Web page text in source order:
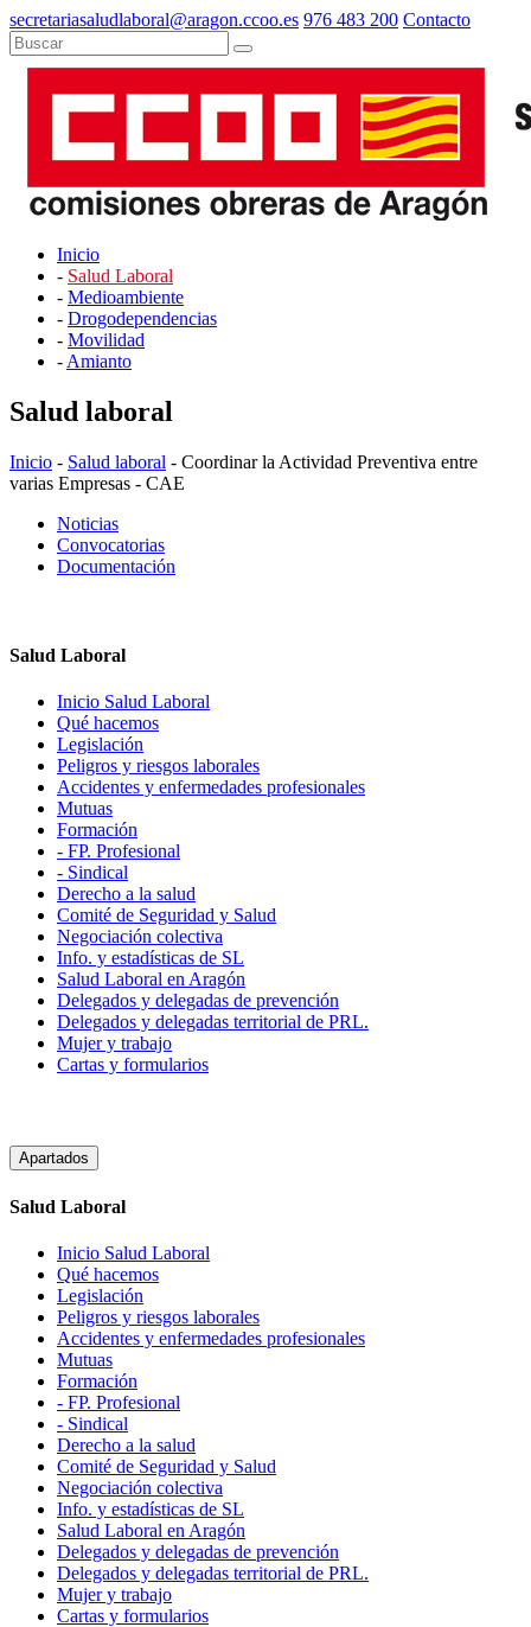
secretariasaludlaboral@aragon.ccoo.es 976 483 200 Contacto
Inicio
- Salud Laboral
- Medioambiente
- Drogodependencias
- Movilidad
- Amianto
Salud laboral
Inicio - Salud laboral - Coordinar la Actividad Preventiva entre
varias Empresas - CAE
Noticias
Convocatorias
Documentación
Salud Laboral
Inicio Salud Laboral
Qué hacemos
Legislación
Peligros y riesgos laborales
Accidentes y enfermedades profesionales
Mutuas
Formación
- FP. Profesional
- Sindical
Derecho a la salud
Comité de Seguridad y Salud
Negociación colectiva
Info. y estadísticas de SL
Salud Laboral en Aragón
Delegados y delegadas de prevención
Delegados y delegadas territorial de PRL.
Mujer y trabajo
Cartas y formularios
Apartados
Salud Laboral
Inicio Salud Laboral
Qué hacemos
Legislación
Peligros y riesgos laborales
Accidentes y enfermedades profesionales
Mutuas
Formación
- FP. Profesional
- Sindical
Derecho a la salud
Comité de Seguridad y Salud
Negociación colectiva
Info. y estadísticas de SL
Salud Laboral en Aragón
Delegados y delegadas de prevención
Delegados y delegadas territorial de PRL.
Mujer y trabajo
Cartas y formularios